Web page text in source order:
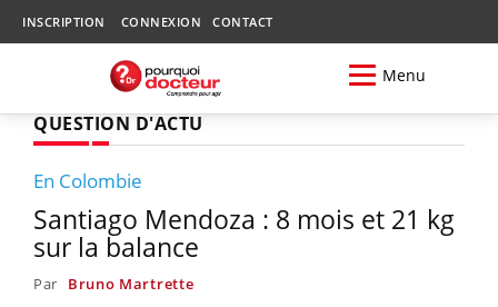
INSCRIPTION CONNEXION CONTACT
Menu
QUESTION D'ACTU
En Colombie
Santiago Mendoza : 8 mois et 21 kg
sur la balance
Par Bruno Martrette